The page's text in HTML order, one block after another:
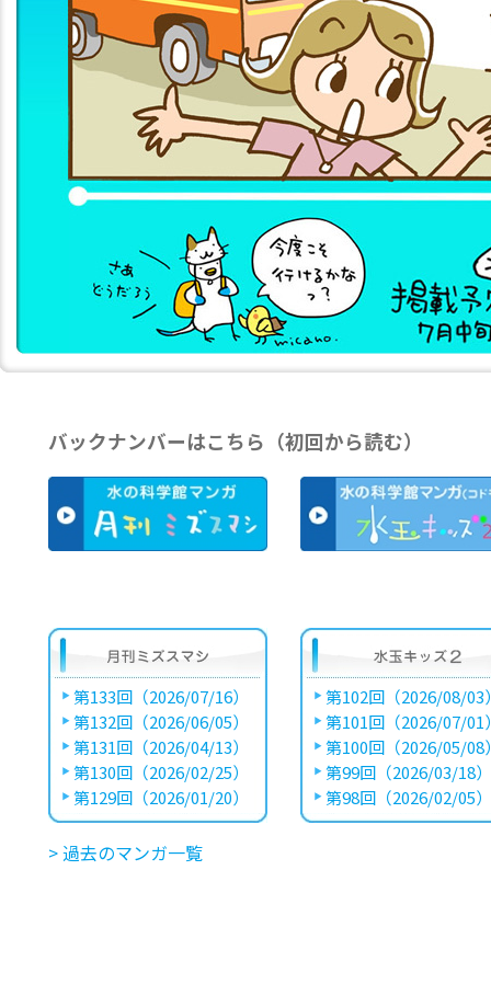
バックナンバーはこちら（初回から読む）
第133回（2026/07/16）
第132回（2026/06/05）
第131回（2026/04/13）
第130回（2026/02/25）
第129回（2026/01/20）
第102回（2026/08/03）
第101回（2026/07/01）
第100回（2026/05/08）
第99回（2026/03/18）
第98回（2026/02/05）
> 過去のマンガ一覧